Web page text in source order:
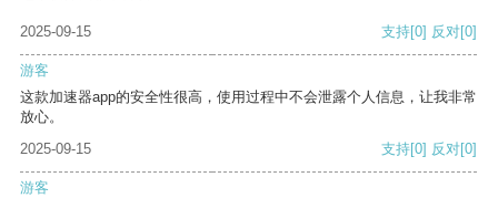
2025-09-15 支持[0] 反对[0]
游客
这款加速器app的安全性很高，使用过程中不会泄露个人信息，让我非常
放心。
2025-09-15
支持[0] 反对[0]
游客